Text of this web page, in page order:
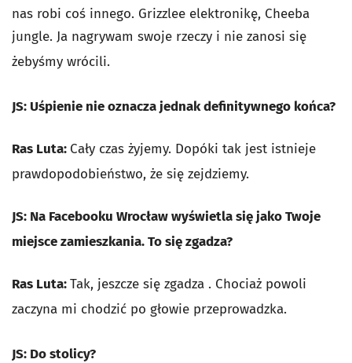
nas robi coś innego. Grizzlee elektronikę, Cheeba
jungle. Ja nagrywam swoje rzeczy i nie zanosi się
żebyśmy wrócili.
JS: Uśpienie nie oznacza jednak definitywnego końca?
Ras Luta: Cały czas żyjemy. Dopóki tak jest istnieje
prawdopodobieństwo, że się zejdziemy.
JS: Na Facebooku Wrocław wyświetla się jako Twoje
miejsce zamieszkania. To się zgadza?
Ras Luta:Tak, jeszcze się zgadza . Chociaż powoli
zaczyna mi chodzić po głowie przeprowadzka.
JS: Do stolicy?